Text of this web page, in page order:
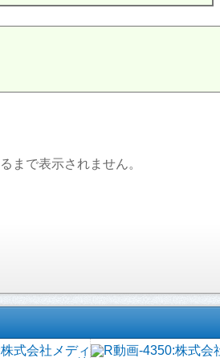
まで表示されません。